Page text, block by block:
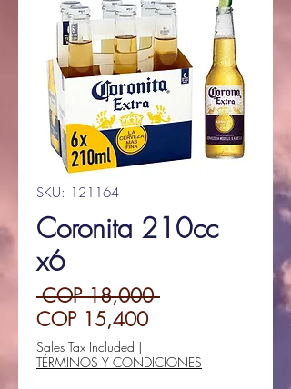
SKU: 121164
Coronita 210cc
x6
COP 18,000 Regular
COP 15,400Sale
Sales Tax Included |
TÉRMINOS Y CONDICIONES